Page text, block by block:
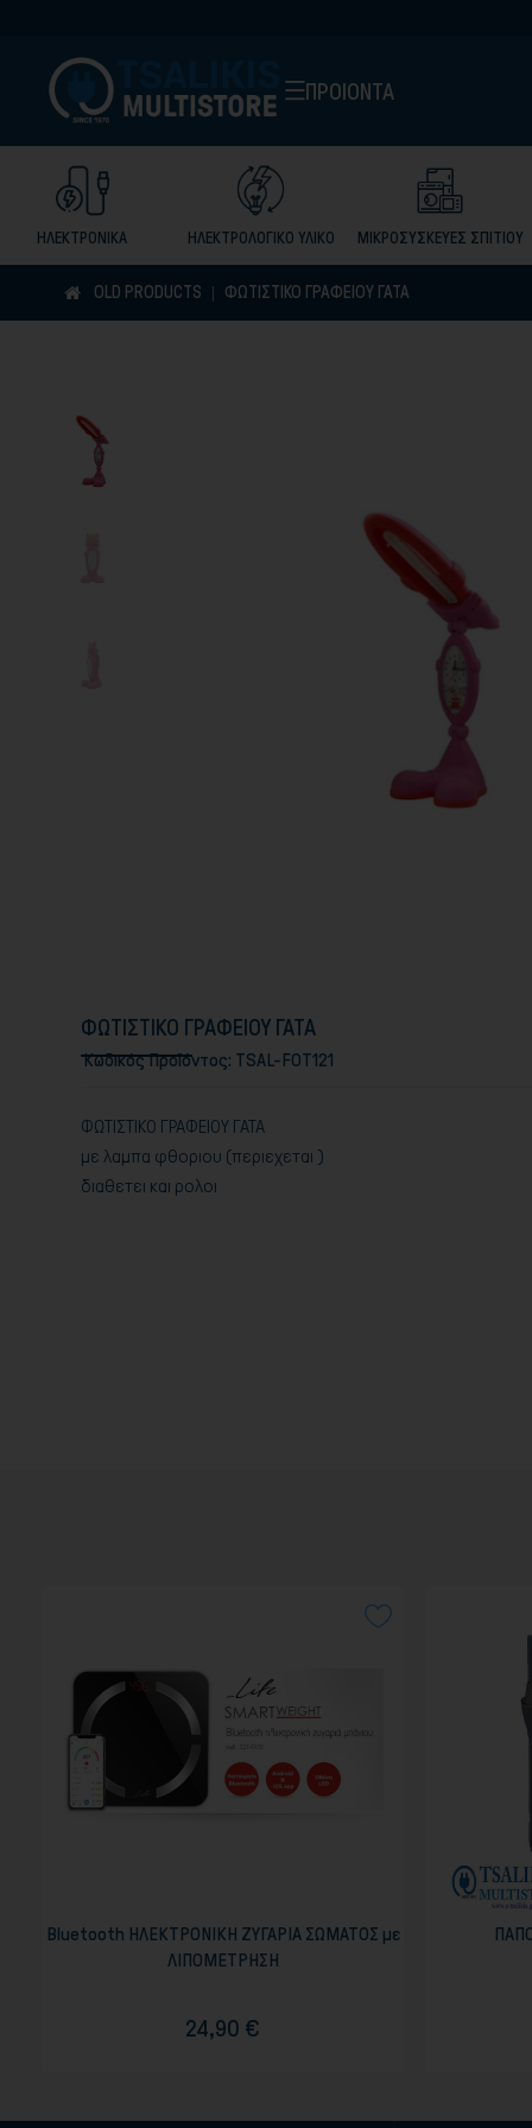
ΠΡΟΙΟΝΤΑ
ΗΛΕΚΤΡΟΛΟΓΙΚΟ ΥΛΙΚΟ
ΗΛΕΚΤΡΟΝΙΚΑ ΜΙΚΡΟΣΥΣΚΕΥΕΣ ΣΠΙΤΙΟΥ
OLD PRODUCTS ΦΩΤΙΣΤΙΚΟ ΓΡΑΦΕΙΟΥ ΓΑΤΑ
ΦΩΤΙΣΤΙΚΟ ΓΡΑΦΕΙΟΥ ΓΑΤΑ
Κωδικός Προϊόντος: TSAL-FOT121
ΦΩΤΙΣΤΙΚΟ ΓΡΑΦΕΙΟΥ ΓΑΤΑ
με λαμπα φθοριου (περιεχεται )
διαθετει και ρολοι
Bluetooth ΗΛΕΚΤΡΟΝΙΚΗ ΖΥΓΑΡΙΑ ΣΩΜΑΤΟΣ με
ΛΙΠΟΜΕΤΡΗΣΗ
24,90 €